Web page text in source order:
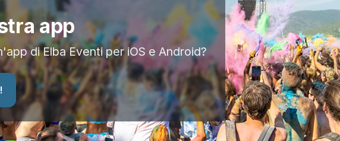
app
di Elba Eventi per iOS e Android?